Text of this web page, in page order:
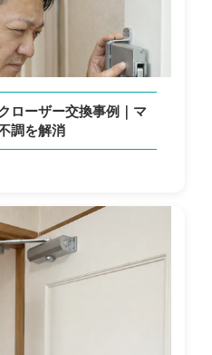
ローザー交換事例｜マ
調を解消